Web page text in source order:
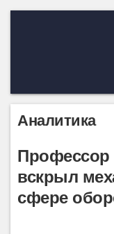
Аналитика
вскрыл
сфере